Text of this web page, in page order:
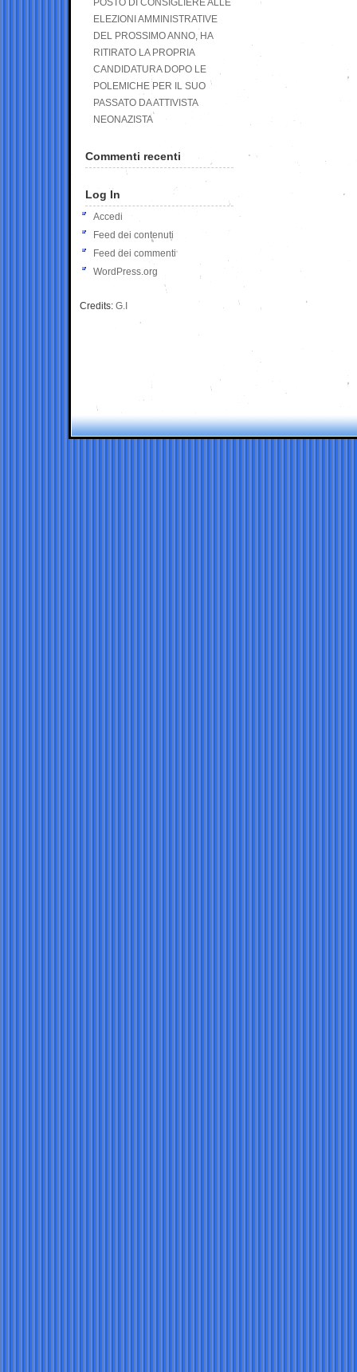
POSTO DI CONSIGLIERE ALLE
ELEZIONI AMMINISTRATIVE
DEL PROSSIMO ANNO, HA
RITIRATO LA PROPRIA
CANDIDATURA DOPO LE
POLEMICHE PER IL SUO
PASSATO DA ATTIVISTA
NEONAZISTA
Commenti recenti
Log In
Accedi
Feed dei contenuti
Feed dei commenti
WordPress.org
Credits: G.I